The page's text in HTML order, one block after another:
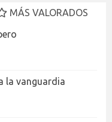
MÁS VALORADOS
la vanguardia